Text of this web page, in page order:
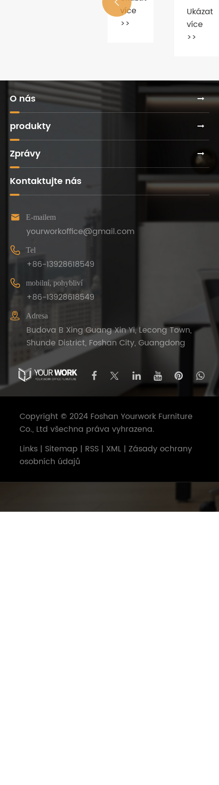
kancelářské
pro
průmyslovou
více
>>
na
2021
Ukázat
více
>>

O nás
produkty
Zprávy
Kontaktujte nás
 E-mailem
yourworkoffice@gmail.com
 Tel
+86-13928618549
 mobilní, pohybliví
+86-13928618549
 Adresa
Budova B Xing Guang Xin Yi, Lecong Town,
Shunde District, Foshan City, Guangdong
Copyright © 2024 Foshan Yourwork Furniture
Co., Ltd všechna práva vyhrazena.
Links | Sitemap | RSS | XML | Zásady ochrany
osobních údajů